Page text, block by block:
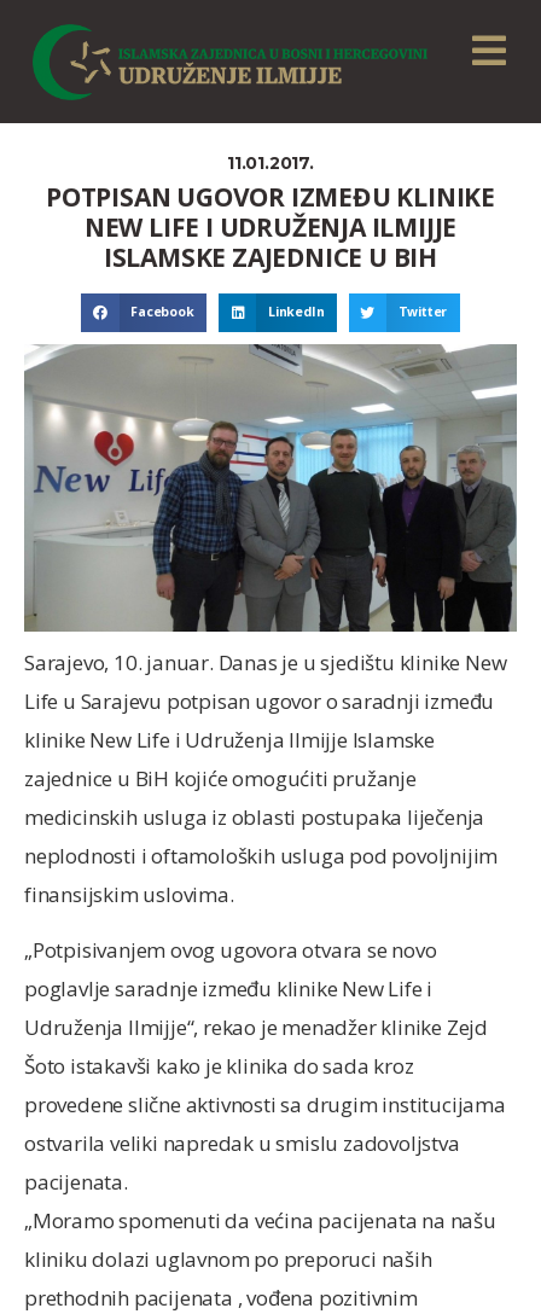
11.01.2017.
POTPISAN UGOVOR IZMEĐU KLINIKE
NEW LIFE I UDRUŽENJA ILMIJJE
ISLAMSKE ZAJEDNICE U BIH
Facebook LinkedIn Twitter
Sarajevo, 10. januar. Danas je u sjedištu klinike New
Life u Sarajevu potpisan ugovor o saradnji između
klinike New Life i Udruženja Ilmijje Islamske
zajednice u BiH kojiće omogućiti pružanje
medicinskih usluga iz oblasti postupaka liječenja
neplodnosti i oftamoloških usluga pod povoljnijim
finansijskim uslovima.
„Potpisivanjem ovog ugovora otvara se novo
poglavlje saradnje između klinike New Life i
Udruženja Ilmijje“, rekao je menadžer klinike Zejd
Šoto istakavši kako je klinika do sada kroz
provedene slične aktivnosti sa drugim institucijama
ostvarila veliki napredak u smislu zadovoljstva
pacijenata.
„Moramo spomenuti da većina pacijenata na našu
kliniku dolazi uglavnom po preporuci naših
prethodnih pacijenata , vođena pozitivnim